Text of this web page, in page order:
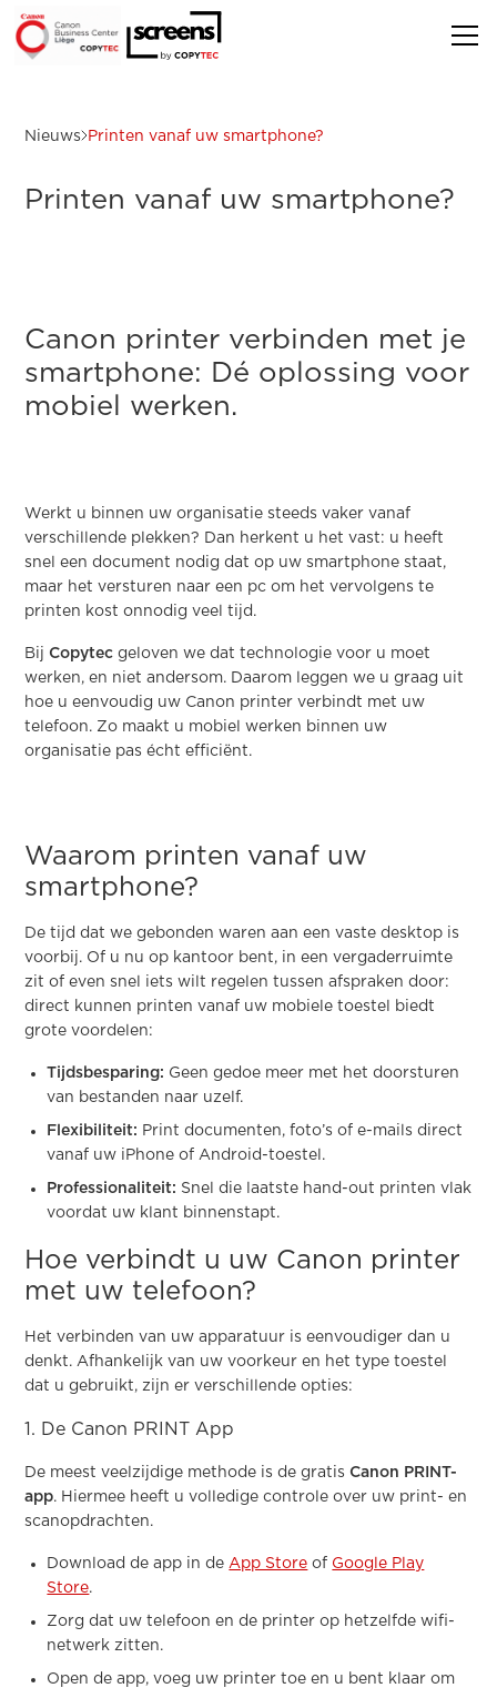
Nieuws Printen vanaf uw smartphone?
Printen vanaf uw smartphone?
Canon printer verbinden met je
smartphone: Dé oplossing voor
mobiel werken.
Werkt u binnen uw organisatie steeds vaker vanaf
verschillende plekken? Dan herkent u het vast: u heeft
snel een document nodig dat op uw smartphone staat,
maar het versturen naar een pc om het vervolgens te
printen kost onnodig veel tijd.
Bij Copytec geloven we dat technologie voor u moet
werken, en niet andersom. Daarom leggen we u graag uit
hoe u eenvoudig uw Canon printer verbindt met uw
telefoon. Zo maakt u mobiel werken binnen uw
organisatie pas écht efficiënt.
Waarom printen vanaf uw
smartphone?
De tijd dat we gebonden waren aan een vaste desktop is
voorbij. Of u nu op kantoor bent, in een vergaderruimte
zit of even snel iets wilt regelen tussen afspraken door:
direct kunnen printen vanaf uw mobiele toestel biedt
grote voordelen:
Tijdsbesparing: Geen gedoe meer met het doorsturen
van bestanden naar uzelf.
Flexibiliteit: Print documenten, foto’s of e-mails direct
vanaf uw iPhone of Android-toestel.
Professionaliteit: Snel die laatste hand-out printen vlak
voordat uw klant binnenstapt.
Hoe verbindt u uw Canon printer
met uw telefoon?
Het verbinden van uw apparatuur is eenvoudiger dan u
denkt. Afhankelijk van uw voorkeur en het type toestel
dat u gebruikt, zijn er verschillende opties:
1. De Canon PRINT App
De meest veelzijdige methode is de gratis Canon PRINT-
app. Hiermee heeft u volledige controle over uw print- en
scanopdrachten.
Download de app in deApp Store of Google Play
Store.
Zorg dat uw telefoon en de printer op hetzelfde wifi-
netwerk zitten.
Open de app, voeg uw printer toe en u bent klaar om